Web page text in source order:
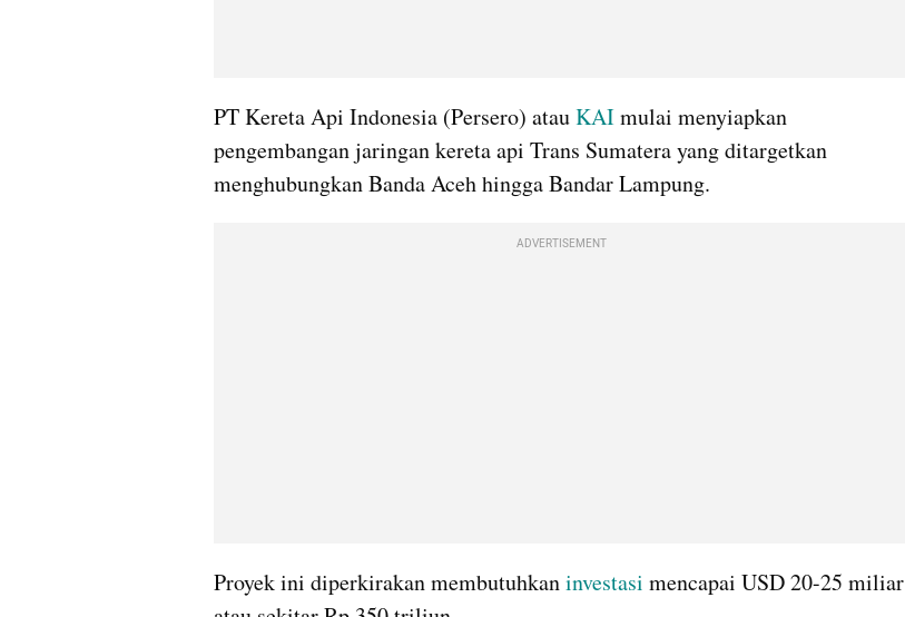
PT Kereta Api Indonesia (Persero) atau KAI mulai menyiapkan
pengembangan jaringan kereta api Trans Sumatera yang ditargetkan
menghubungkan Banda Aceh hingga Bandar Lampung.
ADVERTISEMENT
Proyek ini diperkirakan membutuhkan investasi mencapai USD 20-25 miliar